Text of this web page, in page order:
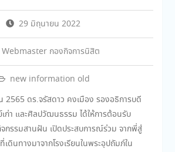
29 มิถุนายน 2022
Webmaster กองกิจการนิสิต
new information old
2565 ดร.จรัสดาว คงเมือง รองอธิการบดี
า และศิลปวัฒนธรรม ได้ให้การต้อนรับ
จกรรมสานฝัน เปิดประสบการณ์ร่วม จากพี่สู่
ดินทางมาจากโรงเรียนในพระอุปถัมภ์ใน